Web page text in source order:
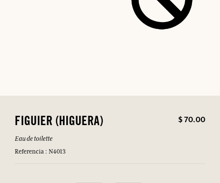
FIGUIER (HIGUERA) $ 70.00
Eau de toilette
Referencia : N4013